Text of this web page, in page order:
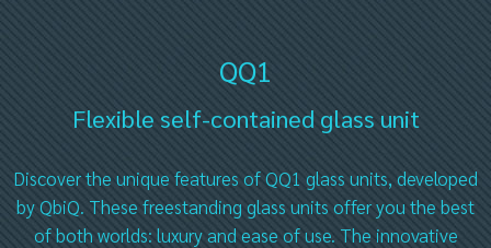
QQ1
Flexible self-contained glass unit
Discover the unique features of QQ1 glass units, developed
by QbiQ. These freestanding glass units offer you the best
of both worlds: luxury and ease of use. The innovative